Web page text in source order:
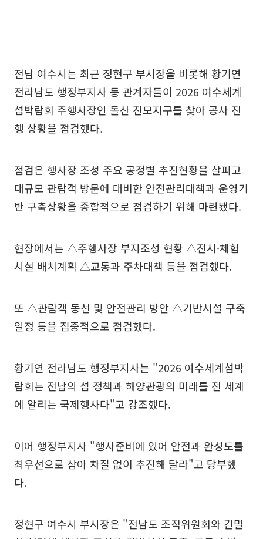
전남 여수시는 최근 정현구 부시장을 비롯해 황기연
전라남도 행정부지사 등 관계자들이 2026 여수세계
섬박람회 주행사장인 돌산 진모지구를 찾아 공사 진
행 상황을 점검했다.
점검은 행사장 조성 주요 공정별 추진현황을 살피고
대규모 관람객 방문에 대비한 안전관리대책과 운영기
반 구축상황을 종합적으로 점검하기 위해 마련됐다.
현장에서는 △주행사장 부지조성 현황 △전시·체험
시설 배치계획 △교통과 주차대책 등을 점검했다.
또 △관람객 동선 및 안전관리 방안 △기반시설 구축
일정 등을 집중적으로 점검했다.
황기연 전라남도 행정부지사는 "2026 여수세계섬박
람회는 전남의 섬 정책과 해양관광의 미래를 전 세계
에 알리는 국제행사다"고 강조했다.
이어 행정부지사 "행사준비에 있어 안전과 완성도를
최우선으로 삼아 차질 없이 추진해 달라"고 당부했
다.
정현구 여수시 부시장은 "전남도 조직위원회와 긴밀